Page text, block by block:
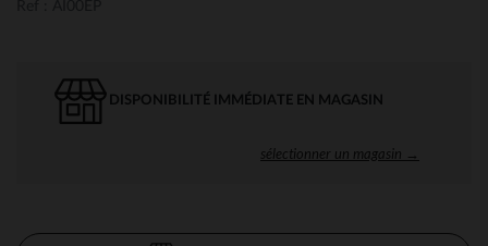
DISPONIBILITÉ IMMÉDIATE EN MAGASIN
sélectionner un magasin →